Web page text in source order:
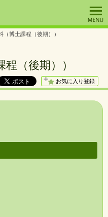
（博士課程（後期））
（後期））
お気に入り登録